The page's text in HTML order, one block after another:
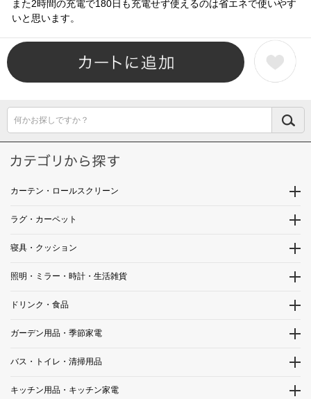
また2時間の充電で180日も充電せず使えるのは省エネで使いやす
いと思います。
何かお探しですか？
カーテン・ロールスクリーン
ラグ・カーペット
寝具・クッション
照明・ミラー・時計・生活雑貨
ドリンク・食品
ガーデン用品・季節家電
バス・トイレ・清掃用品
キッチン用品・キッチン家電